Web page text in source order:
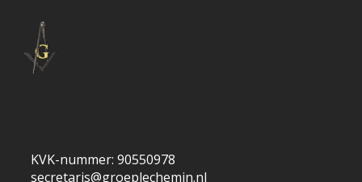
KVK-nummer: 90550978
secretaris@groeplechemin.nl